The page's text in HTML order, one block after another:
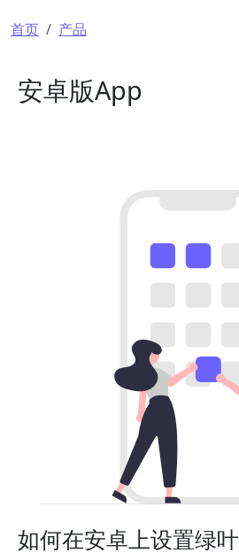
面包屑
首页 产品
安卓版App
如何在安卓上设置绿